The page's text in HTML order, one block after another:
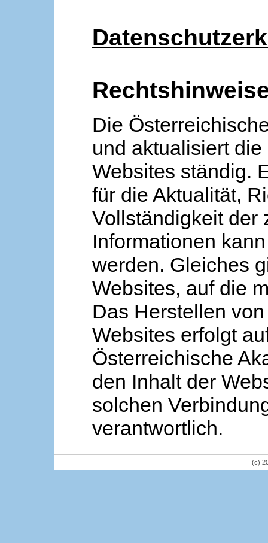
Die
und aktualisiert
Websites ständig.
für die Aktualität,
Vollständigkeit der
Informationen
werden. Gleiches
Websites, auf die
Das Herstellen
Websites erfolgt
Österreichische
den Inhalt der
solchen
verantwortlich.
(c)